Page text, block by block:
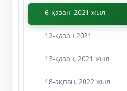
6-қазан, 2021 жыл
12-қазан.2021
13-қазан, 2021 жыл
18-ақпан, 2022 жыл